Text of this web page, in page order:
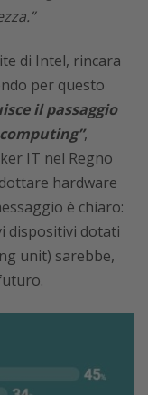
di Intel, rincara
per questo
il passaggio
,
IT nel Regno
hardware
è chiaro:
dispositivi dotati
unit) sarebbe,